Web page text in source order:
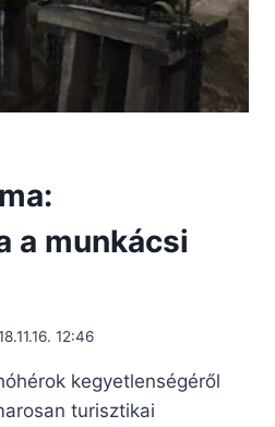
a munkácsi
12:46
kegyetlenségéről
turisztikai